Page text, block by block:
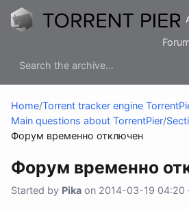
Home/Torrent tracker engine
Main questions about TorrentPier/
Форум временно отключен
Форум временно
Started by Pika on 2014-03-19 04:20